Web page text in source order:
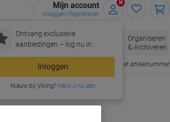
Mijn account
Inloggen/Registreren
Ontvang exclusieve
aanbiedingen – log nu in.
Inloggen
Nieuw bij Viking?Meld u nu aan
Papier, Enveloppen
& Verpakken
Kantoorartikelen
Organiseren
& Archiveren
Snel bestellen met artikelnummer